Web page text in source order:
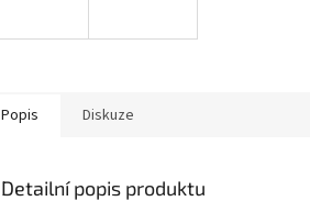
Popis Diskuze
Detailní popis produktu